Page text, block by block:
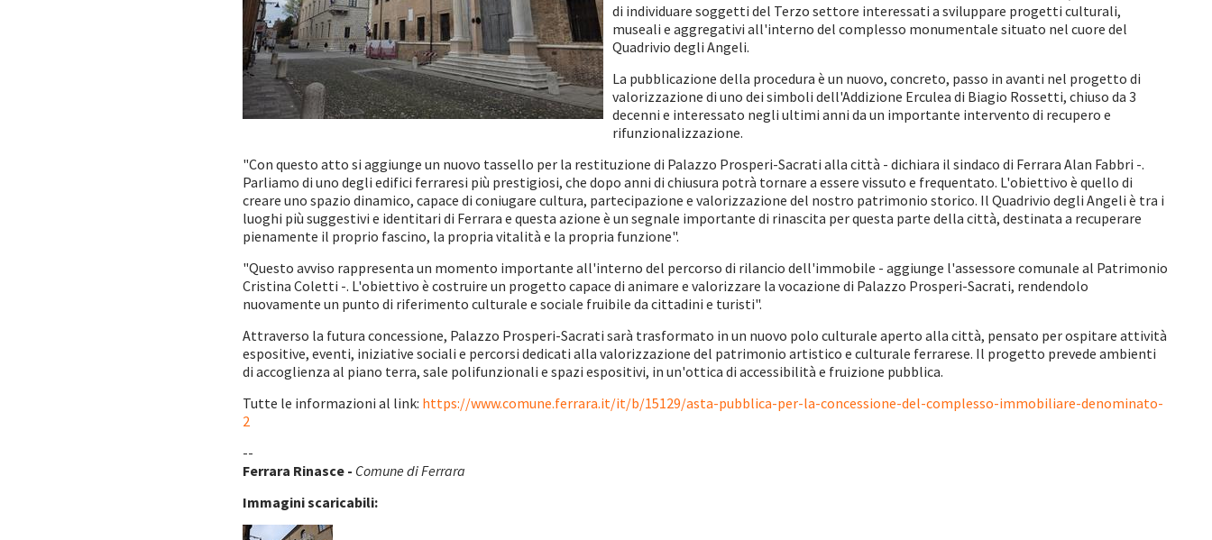
di individuare soggetti del Terzo settore interessati a sviluppare progetti culturali,
museali e aggregativi all'interno del complesso monumentale situato nel cuore del
Quadrivio degli Angeli.
La pubblicazione della procedura è un nuovo, concreto, passo in avanti nel progetto di
valorizzazione di uno dei simboli dell'Addizione Erculea di Biagio Rossetti, chiuso da 3
decenni e interessato negli ultimi anni da un importante intervento di recupero e
rifunzionalizzazione.
"Con questo atto si aggiunge un nuovo tassello per la restituzione di Palazzo Prosperi-Sacrati alla città - dichiara il sindaco di Ferrara Alan Fabbri -.
Parliamo di uno degli edifici ferraresi più prestigiosi, che dopo anni di chiusura potrà tornare a essere vissuto e frequentato. L'obiettivo è quello di
creare uno spazio dinamico, capace di coniugare cultura, partecipazione e valorizzazione del nostro patrimonio storico. Il Quadrivio degli Angeli è tra i
luoghi più suggestivi e identitari di Ferrara e questa azione è un segnale importante di rinascita per questa parte della città, destinata a recuperare
pienamente il proprio fascino, la propria vitalità e la propria funzione".
"Questo avviso rappresenta un momento importante all'interno del percorso di rilancio dell'immobile - aggiunge l'assessore comunale al Patrimonio
Cristina Coletti -. L'obiettivo è costruire un progetto capace di animare e valorizzare la vocazione di Palazzo Prosperi-Sacrati, rendendolo
nuovamente un punto di riferimento culturale e sociale fruibile da cittadini e turisti".
Attraverso la futura concessione, Palazzo Prosperi-Sacrati sarà trasformato in un nuovo polo culturale aperto alla città, pensato per ospitare attività
espositive, eventi, iniziative sociali e percorsi dedicati alla valorizzazione del patrimonio artistico e culturale ferrarese. Il progetto prevede ambienti
di accoglienza al piano terra, sale polifunzionali e spazi espositivi, in un'ottica di accessibilità e fruizione pubblica.
Tutte le informazioni al link: https://www.comune.ferrara.it/it/b/15129/asta-pubblica-per-la-concessione-del-complesso-immobiliare-denominato-
2
--
Ferrara Rinasce - Comune di Ferrara
Immagini scaricabili: